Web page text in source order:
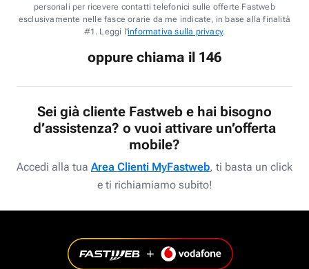
personali per ricevere contatti telefonici sulle offerte Fastweb
esclusivamente nelle fasce orarie da me indicate, in base alla finalità
#1. Leggi l'informativa sulla privacy.
oppure chiama il 146
Sei già cliente Fastweb e hai bisogno
d’assistenza? o vuoi attivare un’offerta
mobile?
Accedi alla tua Area Clienti MyFastweb, ti basta un click
e ti richiamiamo subito!